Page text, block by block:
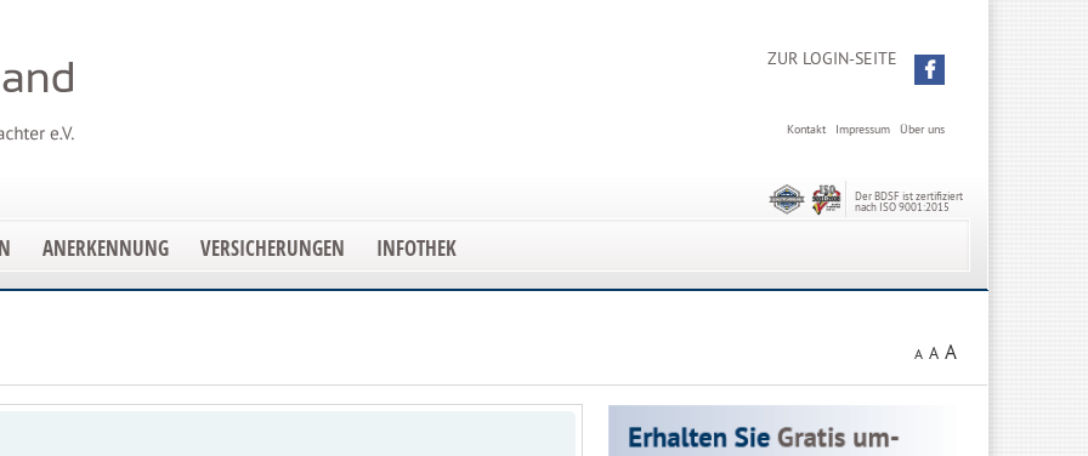
ZUR LOGIN-SEITE
Über uns
Impressum
Kontakt
Der BDSF ist zertifiziert
nach ISO 9001:2015
ANERKENNUNG VERSICHERUNGEN INFOTHEK
A A A